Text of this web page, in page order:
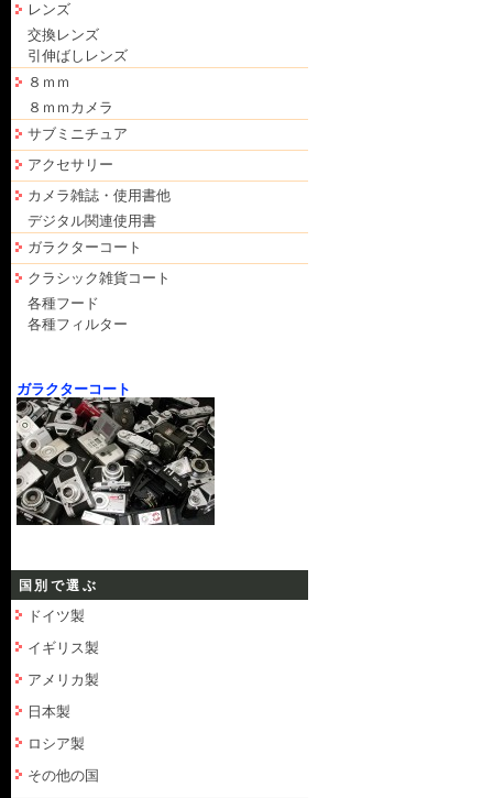
レンズ
交換レンズ
引伸ばしレンズ
８ｍｍ
８ｍｍカメラ
サブミニチュア
アクセサリー
カメラ雑誌・使用書他
デジタル関連使用書
ガラクターコート
クラシック雑貨コート
各種フード
各種フィルター
ガラクターコート
国別で選ぶ
ドイツ製
イギリス製
アメリカ製
日本製
ロシア製
その他の国